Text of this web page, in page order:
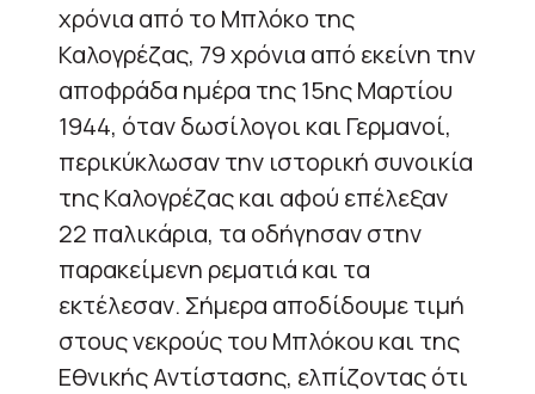
χρόνια από το Μπλόκο της
Καλογρέζας, 79 χρόνια από εκείνη την
αποφράδα ημέρα της 15ης Μαρτίου
1944, όταν δωσίλογοι και Γερμανοί,
περικύκλωσαν την ιστορική συνοικία
της Καλογρέζας και αφού επέλεξαν
22 παλικάρια, τα οδήγησαν στην
παρακείμενη ρεματιά και τα
εκτέλεσαν. Σήμερα αποδίδουμε τιμή
στους νεκρούς του Μπλόκου και της
Εθνικής Αντίστασης, ελπίζοντας ότι